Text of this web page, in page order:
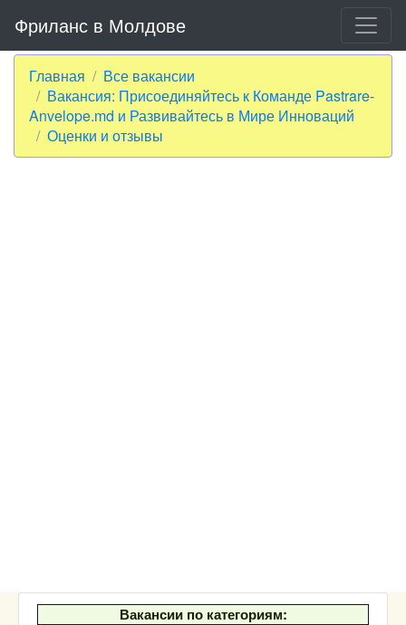
Фриланс в Молдове
Главная
Все вакансии
Вакансия: Присоединяйтесь к Команде Pastrare-
Anvelope.md и Развивайтесь в Мире Инноваций
Оценки и отзывы
Вакансии по категориям: